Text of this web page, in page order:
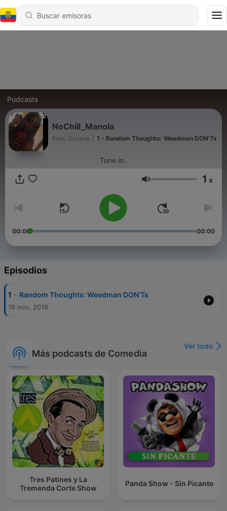
Podcasts
NoChill_Manola
Kess Occena 1 - Random Thoughts: Weedman DON’Ts
Tune in..
Volumen 1 x
00:00 00:00
Episodios
1 - Random Thoughts: Weedman DON’Ts
16 nov. 2018
Más podcasts de Comedia
Ver todo
Tres Patines y La
Tremenda Corte Show
Panda Show - Sin Picante